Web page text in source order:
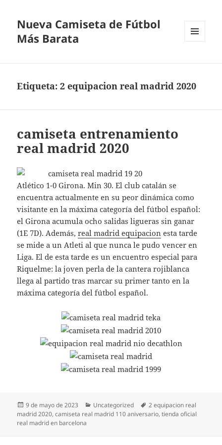
Nueva Camiseta de Fútbol
Más Barata
Etiqueta:2 equipacion real madrid 2020
camiseta entrenamiento
real madrid 2020
Atlético 1-0 Girona. Min 30. El club catalán se
encuentra actualmente en su peor dinámica como
visitante en la máxima categoría del fútbol español:
el Girona acumula ocho salidas ligueras sin ganar
(1E 7D). Además,real madrid equipacion esta tarde
se mide a un Atleti al que nunca le pudo vencer en
Liga. El de esta tarde es un encuentro especial para
Riquelme: la joven perla de la cantera rojiblanca
llega al partido tras marcar su primer tanto en la
máxima categoría del fútbol español.
Publicado
el
9 de mayo de 2023 Categorías
Uncategorized Etiquetas
2 equipacion real
madrid 2020,camiseta real madrid 110 aniversario,tienda oficial
real madrid en barcelona